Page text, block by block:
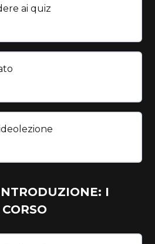
ai quiz
I